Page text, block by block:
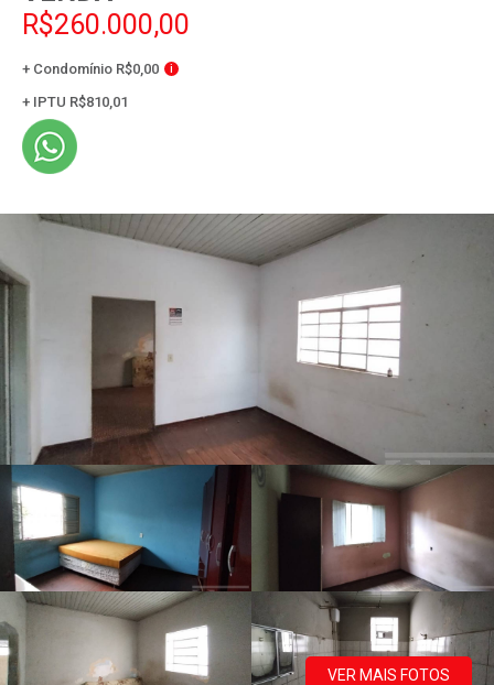
R$260.000,00
+ Condomínio R$0,00 i
+ IPTU R$810,01
VER MAIS FOTOS